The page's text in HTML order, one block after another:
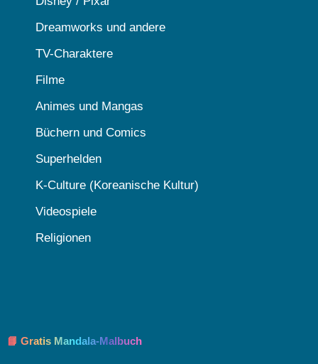
Dreamworks und andere
TV-Charaktere
Filme
Animes und Mangas
Büchern und Comics
Superhelden
K-Culture (Koreanische Kultur)
Videospiele
Religionen
📘 Gratis Mandala-Malbuch